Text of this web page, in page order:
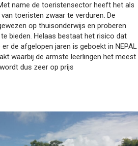
name de toeristensector heeft het als
toeristen zwaar te verduren. De
op thuisonderwijs en proberen
bieden. Helaas bestaat het risico dat
de afgelopen jaren is geboekt in NEPAL
waarbij de armste leerlingen het meest
dus zeer op prijs